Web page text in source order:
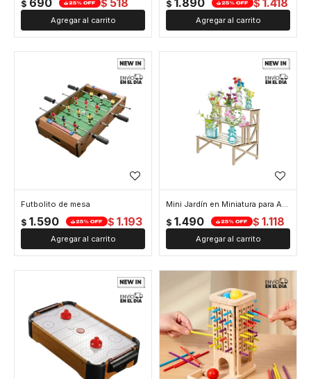
$ 690 $ 518 $ 1.890 $ 1.418
Futbolito de mesa
$ 1.590 $ 1.193
Mini Jardín en Miniatura para Armar
$ 1.490 $ 1.118